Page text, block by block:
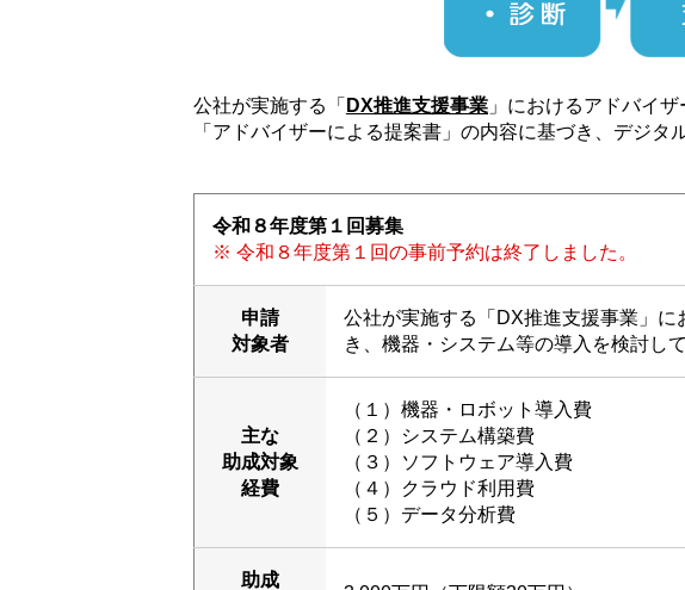
公社が実施する「 DX推進支援事業 」におけるアドバイザ
「アドバイザーによる提案書」の内容に基づき、デジ
令和８年度第１回募集
※ 令和８年度第１回の事前予約は終了しました。
申請
対象者
公社が実施する「DX推進支援事業」
き、機器・システム等の導入を検討し
主な
助成対象
経費
（１）機器・ロボット導入費
（２）システム構築費
（３）ソフトウェア導入費
（４）クラウド利用費
（５）データ分析費
助成